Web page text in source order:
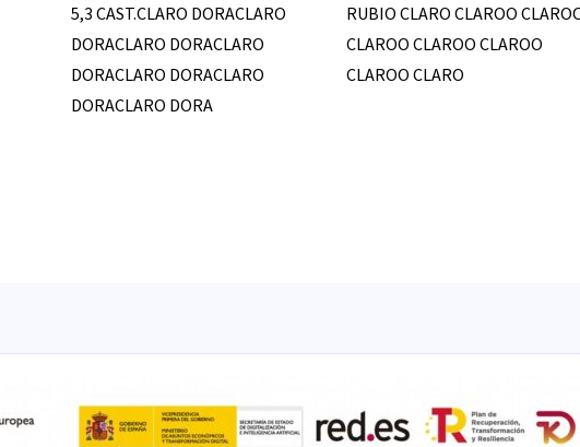
5,3 CAST.CLARO DORACLARO
DORACLARO DORACLARO
DORACLARO DORACLARO
DORACLARO DORA
RUBIO CLARO CLAROO
CLAROO CLAROO CLAROO
CLAROO CLARO